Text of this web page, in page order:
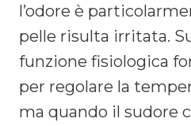
l’odore è
pelle risulta irritata.
funzione fisiologica
per regolare la
ma quando il sudore